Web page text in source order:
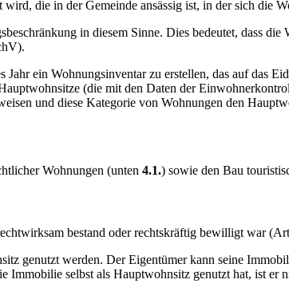
die in der Gemeinde ansässig ist, in der sich die
in diesem Sinne. Dies bedeutet, dass
ein Wohnungsinventar zu erstellen, das auf das
(die mit den Daten der
und diese Kategorie von Wohnungen den
Wohnungen (unten 4.1.) sowie den Bau
bestand oder rechtskräftig bewilligt war
genutzt werden. Der Eigentümer kann seine
Immobilie selbst als Hauptwohnsitz genutzt hat, ist